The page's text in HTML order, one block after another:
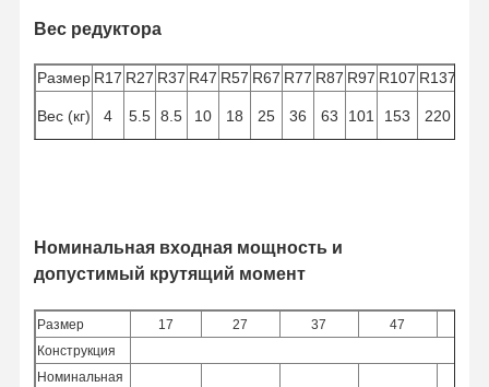
Вес редуктора
Размер R17 R27 R37 R47 R57 R67 R77 R87 R97 R107 R137
Вес (кг) 4 5.5 8.5 10 18 25 36 63 101 153 220
Номинальная входная мощность и
допустимый крутящий момент
Размер 17 27 37 47
Конструкция
Номинальная